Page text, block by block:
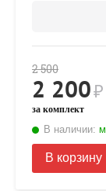
2 500
2 200₽
за комплект
В наличии:
В корзину